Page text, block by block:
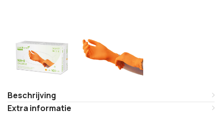
Beschrijving
Extra informatie